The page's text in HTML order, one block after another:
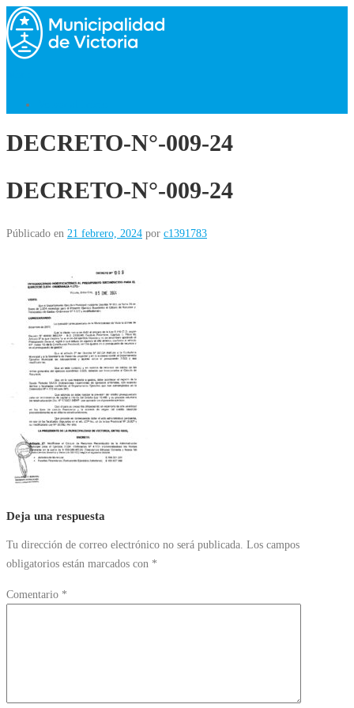
Saltar
al
contenido
DECRETO-N°-009-24
DECRETO-N°-009-24
Públicado en 21 febrero, 2024 por c1391783
Deja una respuesta
Tu dirección de correo electrónico no será publicada. Los campos
obligatorios están marcados con *
Comentario *